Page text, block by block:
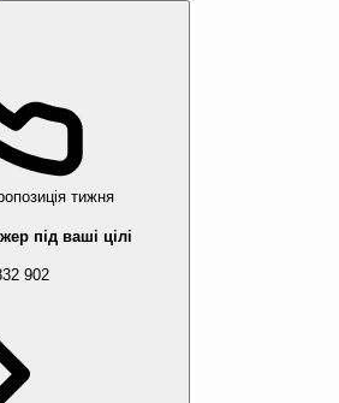
тижня
під ваші цілі
902